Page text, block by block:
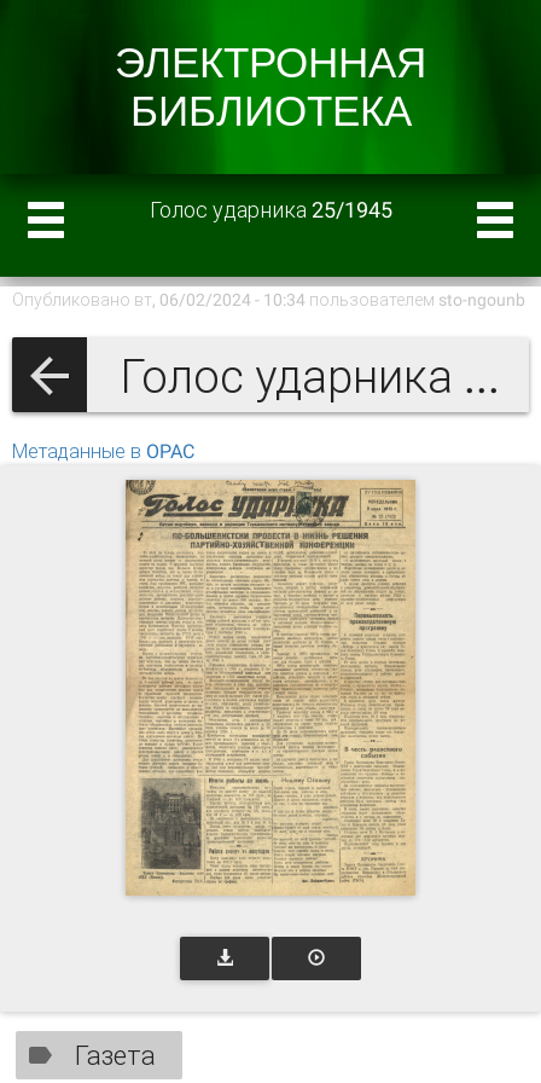
Голос ударника 25/1945
Опубликовано вт, 06/02/2024 - 10:34 пользователем sto-ngounb
Голос ударника 1945 г.
Метаданные в OPAC
Газета